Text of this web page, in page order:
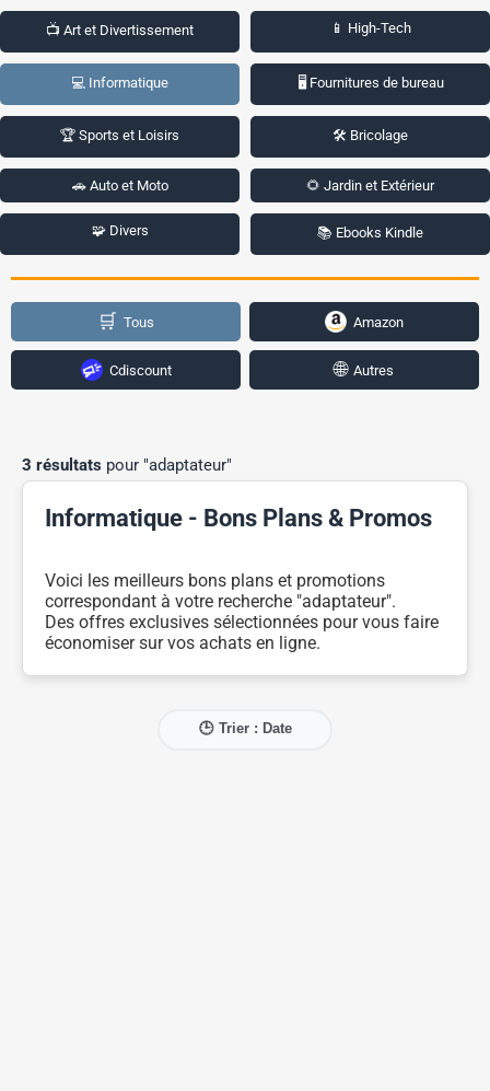
📺 Art et Divertissement 📱 High-Tech
💻 Informatique 🖥️ Fournitures de bureau
🏆 Sports et Loisirs 🛠️ Bricolage
🚗 Auto et Moto 🌻 Jardin et Extérieur
🧩 Divers 📚 Ebooks Kindle
🛒 Tous Amazon
Cdiscount 🌐 Autres
3 résultats pour "adaptateur"
Informatique - Bons Plans & Promos
Voici les meilleurs bons plans et promotions
correspondant à votre recherche "adaptateur".
Des offres exclusives sélectionnées pour vous faire
économiser sur vos achats en ligne.
🕒 Trier : Date